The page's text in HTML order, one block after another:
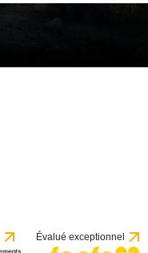
Évalué exceptionnel